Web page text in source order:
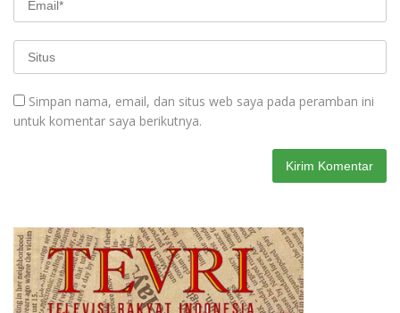
Simpan nama, email, dan situs web saya pada peramban ini
untuk komentar saya berikutnya.